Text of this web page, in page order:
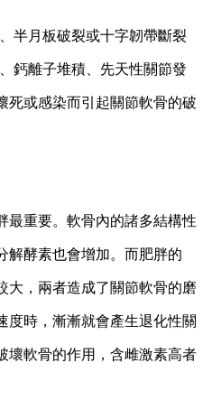
半月板破裂或十字韌帶斷裂
鈣離子堆積、先天性關節發
死或感染而引起關節軟骨的破
最重要。軟骨內的諸多結構性
解酵素也會增加。而肥胖的
大，兩者造成了關節軟骨的磨
度時，漸漸就會產生退化性關
壞軟骨的作用，含雌激素高者